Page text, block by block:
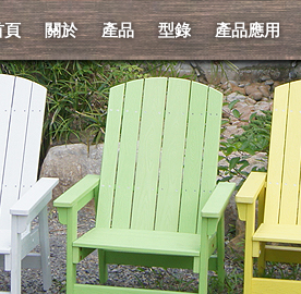
頁 關於 產品 型錄 產品應用